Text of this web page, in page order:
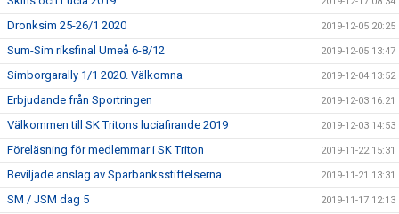
Dronksim 25-26/1 2020 2019-12-05 20:25
Sum-Sim riksfinal Umeå 6-8/12 2019-12-05 13:47
Simborgarally 1/1 2020. Välkomna 2019-12-04 13:52
Erbjudande från Sportringen 2019-12-03 16:21
Välkommen till SK Tritons luciafirande 2019 2019-12-03 14:53
Föreläsning för medlemmar i SK Triton 2019-11-22 15:31
Beviljade anslag av Sparbanksstiftelserna 2019-11-21 13:31
SM / JSM dag 5 2019-11-17 12:13